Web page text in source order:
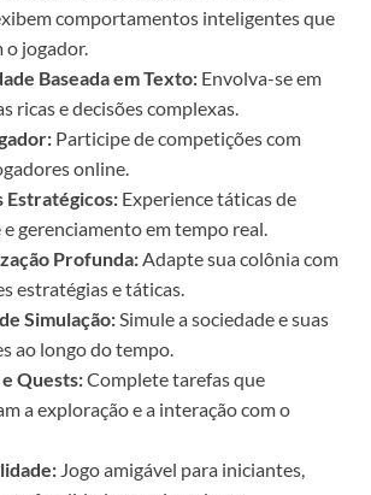
comportamentos inteligentes que
o jogador.
Baseada em Texto: Envolva-se em
ricas e decisões complexas.
Participe de competições com
online.
Estratégicos: Experience táticas de
gerenciamento em tempo real.
Profunda: Adapte sua colônia com
estratégias e táticas.
Simulação: Simule a sociedade e suas
ao longo do tempo.
Quests:Complete tarefas que
a exploração e a interação com o
Jogo amigável para iniciantes,